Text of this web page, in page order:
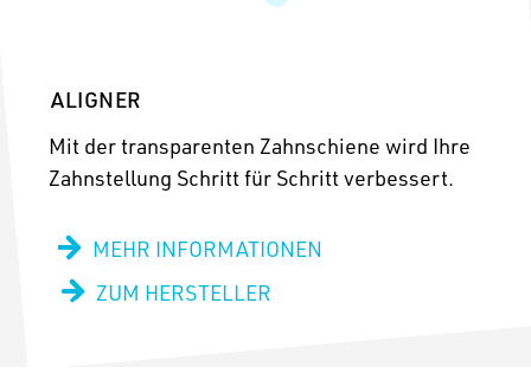
ALIGNER
Mit der transparenten Zahnschiene wird Ihre
Zahnstellung Schritt für Schritt verbessert.
MEHR INFORMATIONEN
ZUM HERSTELLER